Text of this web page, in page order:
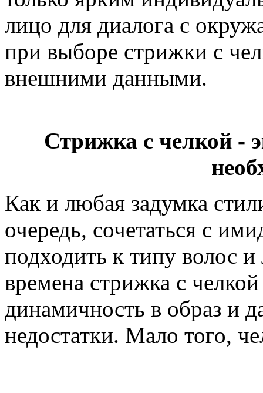
лицо для диалога с
при выборе стрижки с
внешними данными.
Стрижка с челкой -
Как и любая задумка
очередь, сочетаться с
подходить к типу волос
времена стрижка с
динамичность в образ и
недостатки. Мало того,